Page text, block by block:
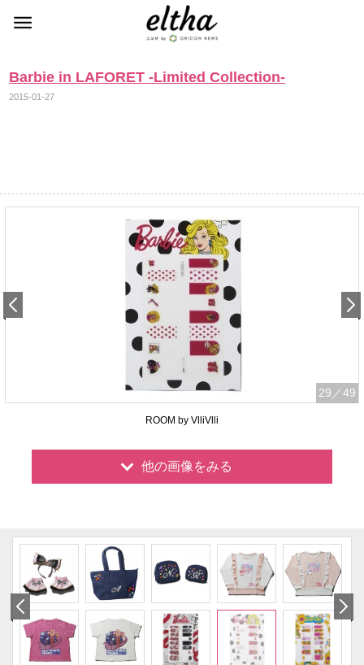
Barbie in LAFORET -Limited Collection-
2015-01-27
29 ／49
ROOM by VlliVlli
他の画像をみる